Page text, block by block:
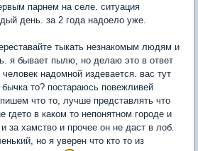
парнем на селе. ситуация
день. за 2 года надоело уже.
тыкать незнакомым людям и
я бывает пылю, но делаю это в ответ
надомной издевается. вас тут
бычка то? постараюсь повежливей
что то, лучше представлять что
гдето в каком то непонятном городе и
и за хамство и прочее он не даст в лоб.
но я уверен что кто то из